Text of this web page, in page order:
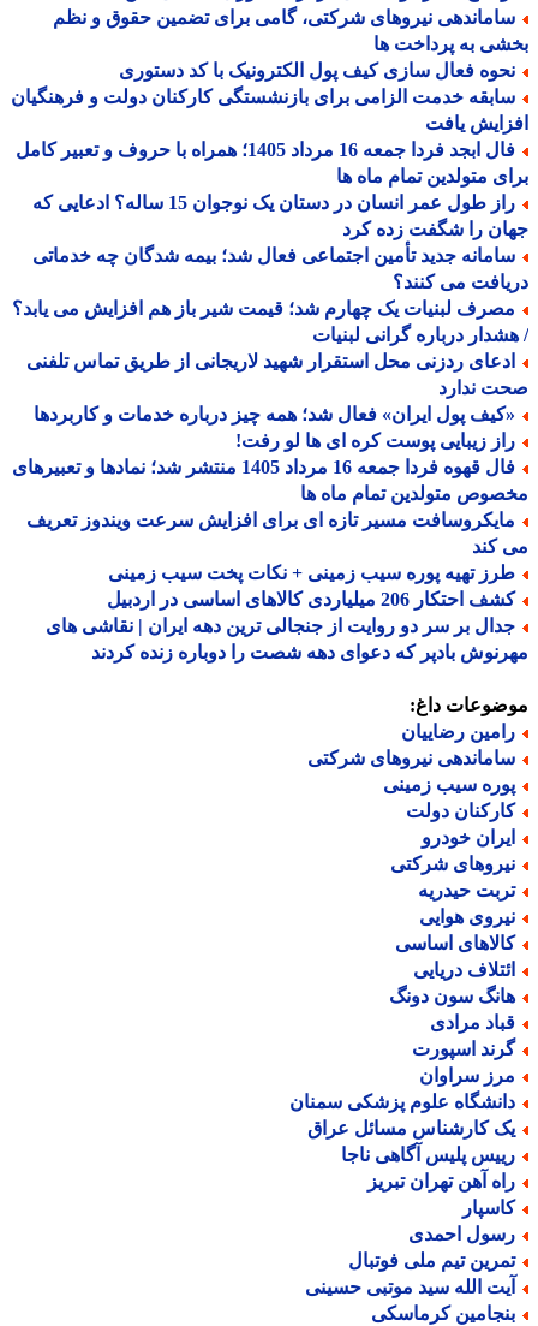
نیروهای شرکتی، گامی برای تضمین حقوق و نظم
به پرداخت ها
فعال سازی کیف پول الکترونیک با کد دستوری
خدمت الزامی برای بازنشستگی کارکنان دولت و فرهنگیان
یافت
فال ابجد فردا جمعه 16 مرداد 1405؛ همراه با حروف و تعبیر کامل
متولدین تمام ماه ها
راز طول عمر انسان در دستان یک نوجوان 15 ساله؟ ادعایی که
را شگفت زده کرد
جدید تأمین اجتماعی فعال شد؛ بیمه شدگان چه خدماتی
می کنند؟
لبنیات یک چهارم شد؛ قیمت شیر باز هم افزایش می یابد؟
درباره گرانی لبنیات
ردزنی محل استقرار شهید لاریجانی از طریق تماس تلفنی
ندارد
پول ایران» فعال شد؛ همه چیز درباره خدمات و کاربردها
زیبایی پوست کره ای ها لو رفت!
فال قهوه فردا جمعه 16 مرداد 1405 منتشر شد؛ نمادها و تعبیرهای
متولدین تمام ماه ها
مسیر تازه ای برای افزایش سرعت ویندوز تعریف
کند
تهیه پوره سیب زمینی + نکات پخت سیب زمینی
206 میلیاردی کالاهای اساسی در اردبیل
بر سر دو روایت از جنجالی ترین دهه ایران | نقاشی های
بادپر که دعوای دهه شصت را دوباره زنده کردند
داغ:
رضاییان
نیروهای شرکتی
سیب زمینی
دولت
خودرو
شرکتی
حیدریه
هوایی
اساسی
دریایی
سون دونگ
مرادی
اسپورت
سراوان
علوم پزشکی سمنان
کارشناس مسائل عراق
پلیس آگاهی ناجا
آهن تهران تبریز
احمدی
تیم ملی فوتبال
الله سید موتبی حسینی
کرماسکی